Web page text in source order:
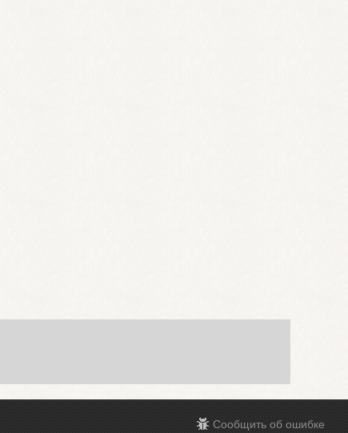
Сообщить об ошибке